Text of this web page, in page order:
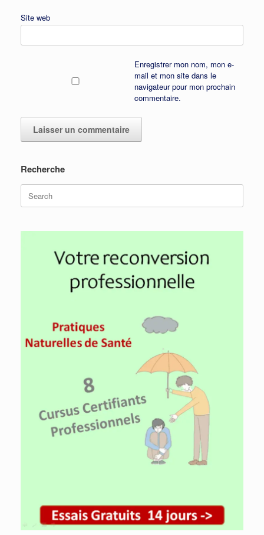
Site web
Enregistrer mon nom, mon e-
mail et mon site dans le
navigateur pour mon prochain
commentaire.
Recherche
for: